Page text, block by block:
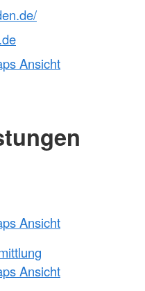
Ansicht
Ansicht
Ansicht